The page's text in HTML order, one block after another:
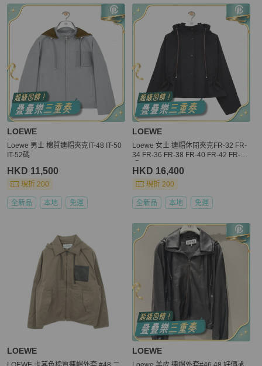
LOEWE
Loewe 男士 棉質連帽夾克IT-48 IT-50
IT-52碼
HKD 11,500
現折 200
全新品 本地 免運
LOEWE
Loewe 女士 連帽休閒夾克FR-32 FR-
34 FR-36 FR-38 FR-40 FR-42 FR-44
HKD 16,400
現折 200
全新品 本地 免運
LOEWE LOEWE